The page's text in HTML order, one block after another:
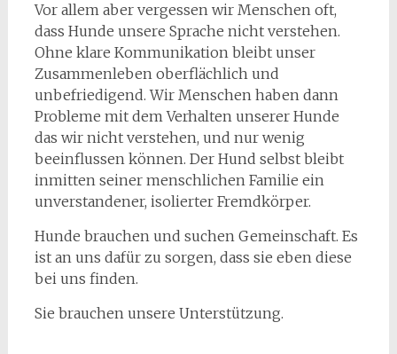
Vor allem aber vergessen wir Menschen oft,
dass Hunde unsere Sprache nicht verstehen.
Ohne klare Kommunikation bleibt unser
Zusammenleben oberflächlich und
unbefriedigend. Wir Menschen haben dann
Probleme mit dem Verhalten unserer Hunde
das wir nicht verstehen, und nur wenig
beeinflussen können. Der Hund selbst bleibt
inmitten seiner menschlichen Familie ein
unverstandener, isolierter Fremdkörper.
Hunde brauchen und suchen Gemeinschaft. Es
ist an uns dafür zu sorgen, dass sie eben diese
bei uns finden.
Sie brauchen unsere Unterstützung.